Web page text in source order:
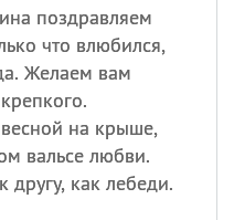
поздравляем
что влюбился,
Желаем вам
на крыше,
вальсе любви.
другу, как лебеди.